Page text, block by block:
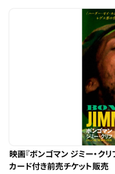
映画『ボンゴマン ジミー・ク
カード付き前売チケット販売